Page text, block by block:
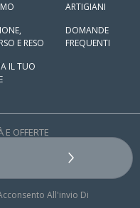
E OFFERTE
All'invio Di
E RESO
IL TUO
ARTIGIANI
DOMANDE
FREQUENTI